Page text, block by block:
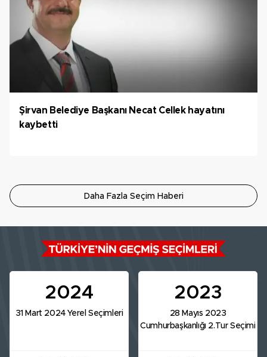
Şirvan Belediye Başkanı Necat Cellek hayatını
kaybetti
Daha Fazla Seçim Haberi
2024
31 Mart 2024 Yerel Seçimleri
2023
28 Mayıs 2023
Cumhurbaşkanlığı 2.Tur Seçimi